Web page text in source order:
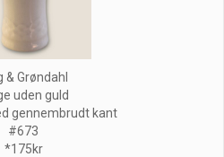
& Grøndahl
uden guld
gennembrudt kant
#673
*175kr